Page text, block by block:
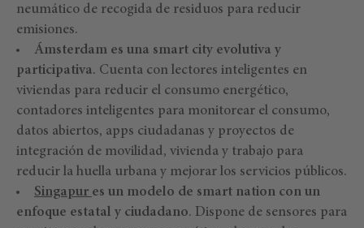
neumático de recogida de residuos para reducir
emisiones.
Ámsterdam es una smart city evolutiva y
participativa. Cuenta con lectores inteligentes en
viviendas para reducir el consumo energético,
contadores inteligentes para monitorear el consumo,
datos abiertos, apps ciudadanas y proyectos de
integración de movilidad, vivienda y trabajo para
reducir la huella urbana y mejorar los servicios públicos.
Singapur es un modelo de smart nation con un
enfoque estatal y ciudadano. Dispone de sensores para